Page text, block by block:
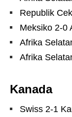
Republik
Meksiko 2-0
Afrika
Afrika
Kanada
Swiss 2-1